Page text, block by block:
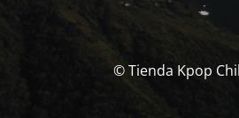
© Tienda Kpop